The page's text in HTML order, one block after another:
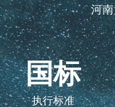
河
国标
执行标准